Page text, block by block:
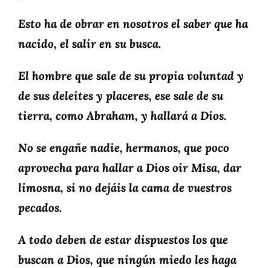
Esto ha de obrar en nosotros el saber que ha
nacido, el salir en su busca.
El hombre que sale de su propia voluntad y
de sus deleites y placeres, ese sale de su
tierra, como Abraham, y hallará a Dios.
No se engañe nadie, hermanos, que poco
aprovecha para hallar a Dios oír Misa, dar
limosna, si no dejáis la cama de vuestros
pecados.
A todo deben de estar dispuestos los que
buscan a Dios, que ningún miedo les haga